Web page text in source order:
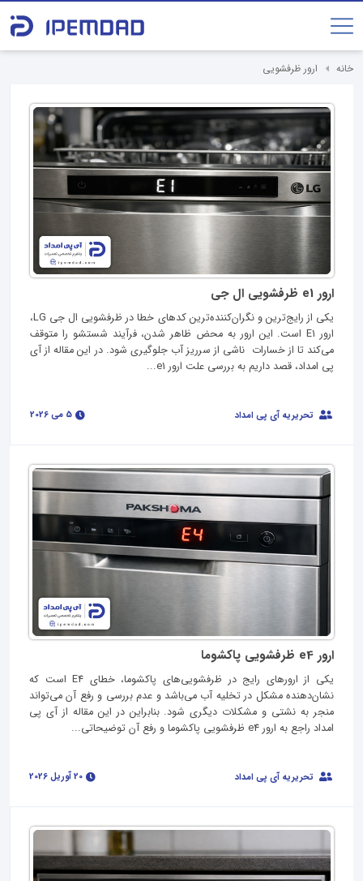
خانه ارور ظرفشویی
ارور e1 ظرفشویی ال جی
یکی از رایج‌ترین و نگران‌کننده‌ترین کدهای خطا در ظرفشویی ال جی LG،
ارور E1 است. این ارور به محض ظاهر شدن، فرآیند شستشو را متوقف
می‌کند تا از خسارات ناشی از سرریز آب جلوگیری شود. در این مقاله از آی
پی امداد، قصد داریم به بررسی علت ارور e1...
تحریریه آی پی امداد
ارور e4 ظرفشویی پاکشوما
یکی از ارورهای رایج در ظرفشویی‌های پاکشوما، خطای E4 است که
نشان‌دهنده مشکل در تخلیه آب می‌باشد و عدم بررسی و رفع آن می‌تواند
منجر به نشتی و مشکلات دیگری شود. بنابراین در این مقاله از آی پی
امداد راجع به ارور e4 ظرفشویی پاکشوما و رفع آن توضیحاتی...
تحریریه آی پی امداد